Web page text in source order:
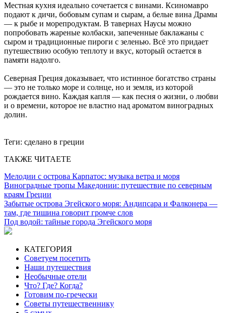
Местная кухня идеально сочетается с винами. Ксиномавро
подают к дичи, бобовым супам и сырам, а белые вина Драмы
— к рыбе и морепродуктам. В тавернах Наусы можно
попробовать жареные колбаски, запеченные баклажаны с
сыром и традиционные пироги с зеленью. Всё это придает
путешествию особую теплоту и вкус, который остается в
памяти надолго.
Северная Греция доказывает, что истинное богатство страны
— это не только море и солнце, но и земля, из которой
рождается вино. Каждая капля — как песня о жизни, о любви
и о времени, которое не властно над ароматом виноградных
долин.
Теги: сделано в греции
ТАКЖЕ ЧИТАЕТЕ
Мелодии с острова Карпатос: музыка ветра и моря
Виноградные тропы Македонии: путешествие по северным
краям Греции
Забытые острова Эгейского моря: Андипсара и Фалконера —
там, где тишина говорит громче слов
Под водой: тайные города Эгейского моря
КАТЕГОРИЯ
Советуем посетить
Наши путешествия
Необычные отели
Что? Где? Когда?
Готовим по-гречески
Советы путешественнику